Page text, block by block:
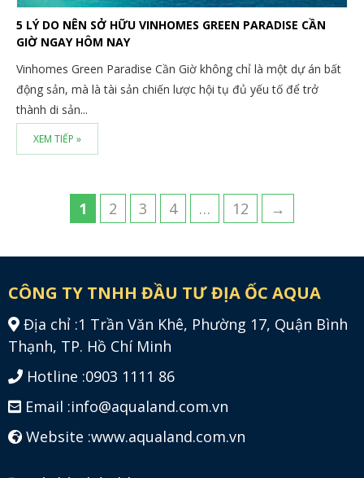
5 LÝ DO NÊN SỞ HỮU VINHOMES GREEN PARADISE CẦN
GIỜ NGAY HÔM NAY
Vinhomes Green Paradise Cần Giờ không chỉ là một dự án bất
động sản, mà là tài sản chiến lược hội tụ đủ yếu tố để trở
thành di sản...
XEM TIẾP »
1 2 3 4 … 12 →
CÔNG TY TNHH ĐẦU TƯ ĐỊA ỐC AQUA
Địa chỉ :1 Trần Văn Khê, Phường 17, Quận Bình
Thạnh, TP. Hồ Chí Minh
Hotline :0903 1111 86
Email :info@aqualand.com.vn
Website :www.aqualand.com.vn